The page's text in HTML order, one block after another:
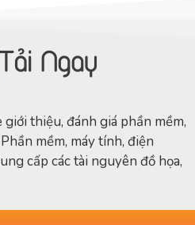
giới thiệu, đánh giá phần mềm,
mềm, máy tính, điện
cấp các tài nguyên đồ họa,